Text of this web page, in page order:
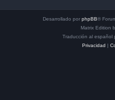
Desarrollado por phpBB®
Matrix Edition
Traducción al español
Privacidad |